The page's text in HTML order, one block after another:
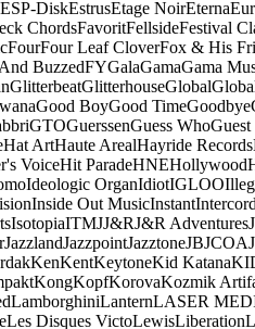
ESP-DiskEstrusEtage NoirEterna
ChordsFavoritFellsideFestival
FourFour Leaf CloverFox & His
BuzzedFYGalaGamaGama
GlitterbeatGlitterhouseGlobal
Good BoyGood TimeGoodbye
GTOGuerssenGuess WhoGuest
Hat ArtHaute ArealHayride Records
VoiceHit ParadeHNEHollywood
Ideologic OrganIdiotIGLOO
Inside Out MusicInstantIntercord
IsotopiaITMJJ&RJ&R Adventures
JazzlandJazzpointJazztoneJBJCOA
KenKentKeytoneKid Katana
KongKopfKorovaKozmik
LamborghiniLanternLASER
Les Disques VictoLewisLiberation